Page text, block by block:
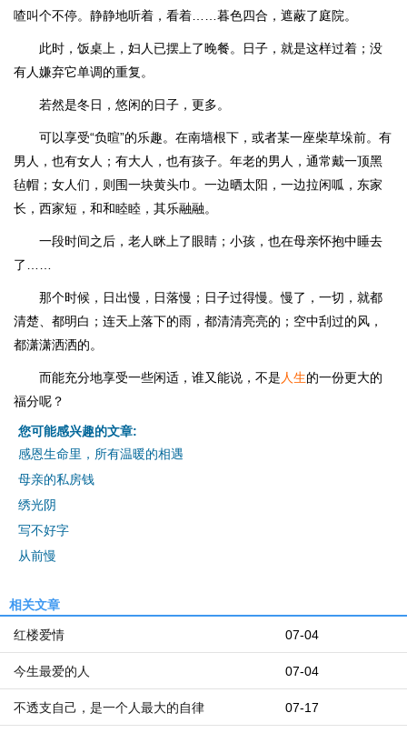
喳叫个不停。静静地听着，看着……暮色四合，遮蔽了庭院。
此时，饭桌上，妇人已摆上了晚餐。日子，就是这样过着；没
有人嫌弃它单调的重复。
若然是冬日，悠闲的日子，更多。
可以享受“负暄”的乐趣。在南墙根下，或者某一座柴草垛前。有
男人，也有女人；有大人，也有孩子。年老的男人，通常戴一顶黑
毡帽；女人们，则围一块黄头巾。一边晒太阳，一边拉闲呱，东家
长，西家短，和和睦睦，其乐融融。
一段时间之后，老人眯上了眼睛；小孩，也在母亲怀抱中睡去
了……
那个时候，日出慢，日落慢；日子过得慢。慢了，一切，就都
清楚、都明白；连天上落下的雨，都清清亮亮的；空中刮过的风，
都潇潇洒洒的。
而能充分地享受一些闲适，谁又能说，不是 人生的一份更大的
福分呢？
您可能感兴趣的文章:
感恩生命里，所有温暖的相遇
母亲的私房钱
绣光阴
写不好字
从前慢
相关文章
07-04
红楼爱情
07-04
今生最爱的人
07-17
不透支自己，是一个人最大的自律